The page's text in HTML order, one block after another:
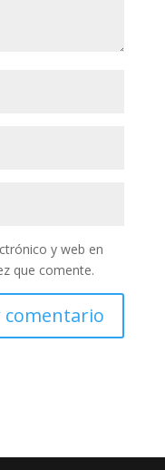
y web en
que comente.